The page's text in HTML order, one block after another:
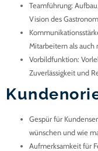
Teamführung:
Vision des
Mitarbeitern als auch
Vorbildfunktion:
Zuverlässigkeit und
Gespür für
wünschen und wie
Aufmerksamkeit für